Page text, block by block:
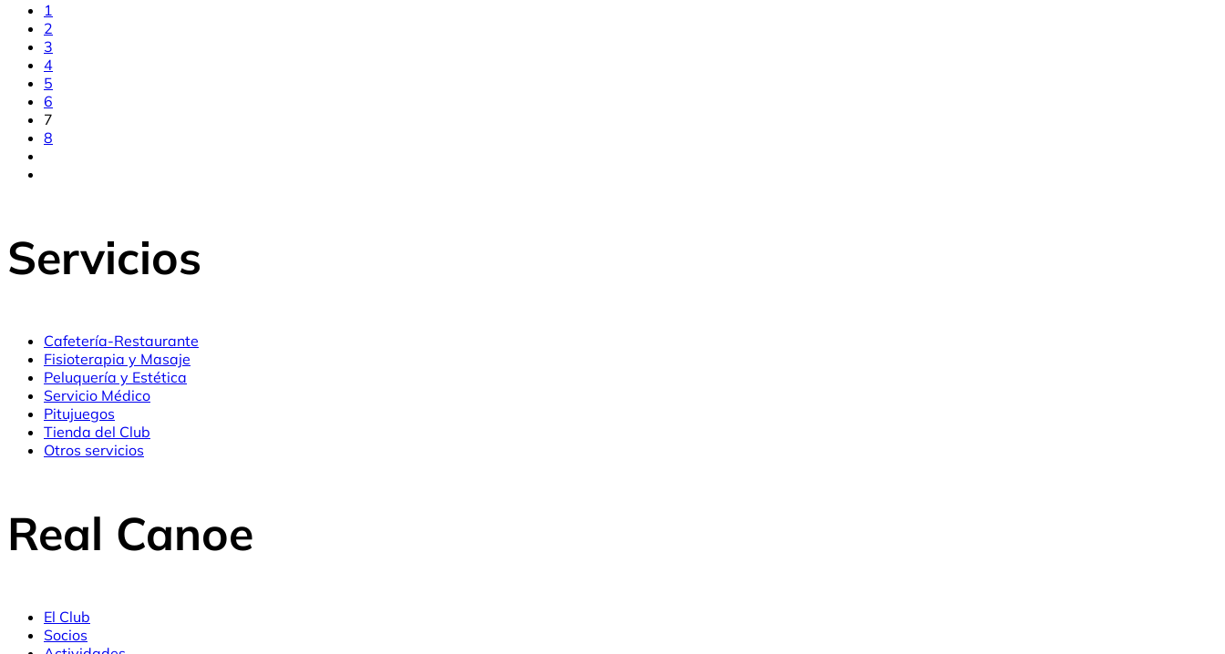
1
2
3
4
5
6
7
8
Servicios
Cafetería-Restaurante
Fisioterapia y Masaje
Peluquería y Estética
Servicio Médico
Pitujuegos
Tienda del Club
Otros servicios
Real Canoe
El Club
Socios